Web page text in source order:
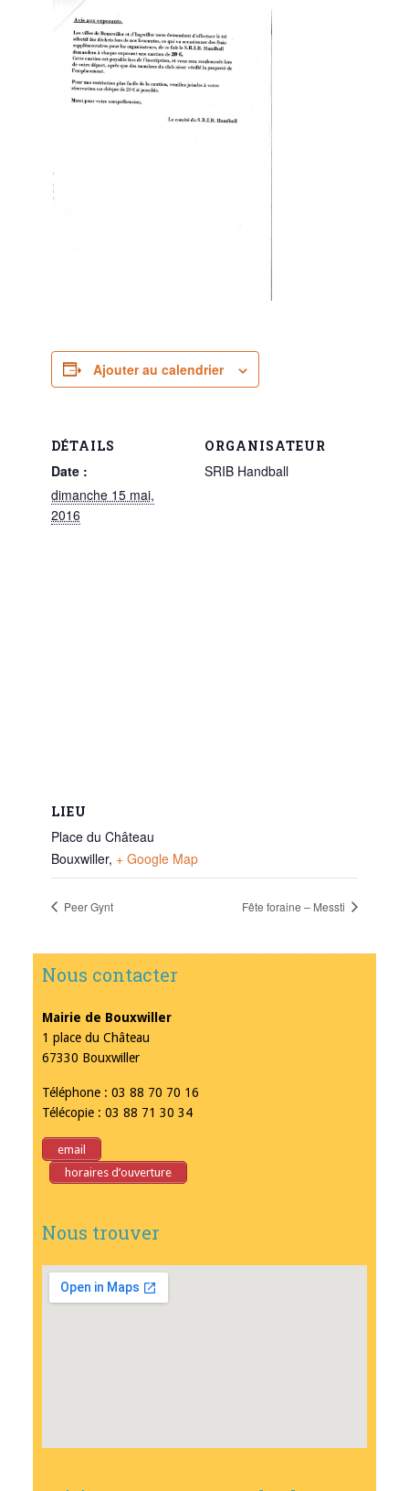
Ajouter au calendrier
DÉTAILS
Date :
dimanche 15 mai,
2016
ORGANISATEUR
SRIB Handball
LIEU
Place du Château
Bouxwiller, + Google Map
Peer Gynt Fête foraine – Messti
Nous contacter
Mairie de Bouxwiller
1 place du Château
67330 Bouxwiller
Téléphone : 03 88 70 70 16
Télécopie : 03 88 71 30 34
email
horaires d’ouverture
Nous trouver